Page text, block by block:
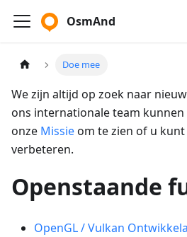
OsmAnd
Doe mee
We zijn altijd op zoek naar
ons internationale team
onze Missieom te zien of u
verbeteren.
Openstaande
OpenGL / Vulkan